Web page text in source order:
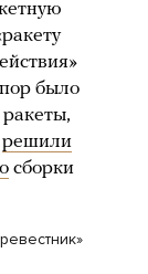
было
решили
сборки